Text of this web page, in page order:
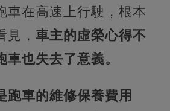
車在高速上行駛，根本
見， 車主的虛榮心得不
也失去了意義。
跑車的維修保養費用